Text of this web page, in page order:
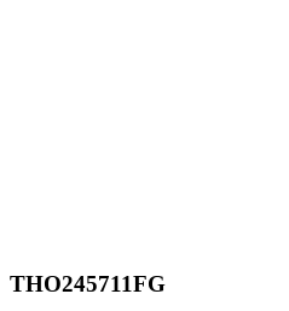
THO245711FG